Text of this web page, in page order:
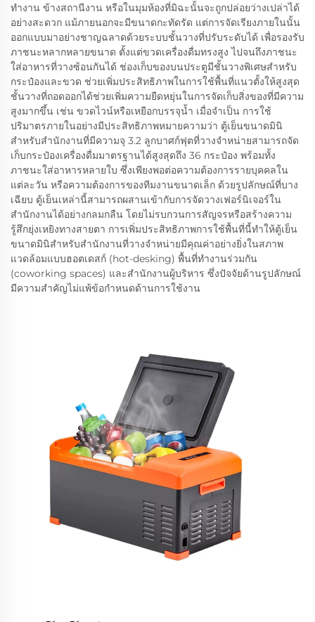
ทำงาน ข้างสถานีงาน หรือในมุมห้องที่มิฉะนั้นจะถูกปล่อยว่างเปล่าได้
อย่างสะดวก แม้ภายนอกจะมีขนาดกะทัดรัด แต่การจัดเรียงภายในนั้น
ออกแบบมาอย่างชาญฉลาดด้วยระบบชั้นวางที่ปรับระดับได้ เพื่อรองรับ
ภาชนะหลากหลายขนาด ตั้งแต่ขวดเครื่องดื่มทรงสูง ไปจนถึงภาชนะ
ใส่อาหารที่วางซ้อนกันได้ ช่องเก็บของบนประตูมีชั้นวางพิเศษสำหรับ
กระป๋องและขวด ช่วยเพิ่มประสิทธิภาพในการใช้พื้นที่แนวตั้งให้สูงสุด
ชั้นวางที่ถอดออกได้ช่วยเพิ่มความยืดหยุ่นในการจัดเก็บสิ่งของที่มีความ
สูงมากขึ้น เช่น ขวดไวน์หรือเหยือกบรรจุน้ำ เมื่อจำเป็น การใช้
ปริมาตรภายในอย่างมีประสิทธิภาพหมายความว่า ตู้เย็นขนาดมินิ
สำหรับสำนักงานที่มีความจุ 3.2 ลูกบาศก์ฟุตที่วางจำหน่ายสามารถจัด
เก็บกระป๋องเครื่องดื่มมาตรฐานได้สูงสุดถึง 36 กระป๋อง พร้อมทั้ง
ภาชนะใส่อาหารหลายใบ ซึ่งเพียงพอต่อความต้องการรายบุคคลใน
แต่ละวัน หรือความต้องการของทีมงานขนาดเล็ก ด้วยรูปลักษณ์ที่บาง
เฉียบ ตู้เย็นเหล่านี้สามารถผสานเข้ากับการจัดวางเฟอร์นิเจอร์ใน
สำนักงานได้อย่างกลมกลืน โดยไม่รบกวนการสัญจรหรือสร้างความ
รู้สึกยุ่งเหยิงทางสายตา การเพิ่มประสิทธิภาพการใช้พื้นที่นี้ทำให้ตู้เย็น
ขนาดมินิสำหรับสำนักงานที่วางจำหน่ายมีคุณค่าอย่างยิ่งในสภาพ
แวดล้อมแบบฮอตเดสก์ (hot-desking) พื้นที่ทำงานร่วมกัน
(coworking spaces) และสำนักงานผู้บริหาร ซึ่งปัจจัยด้านรูปลักษณ์
มีความสำคัญไม่แพ้ข้อกำหนดด้านการใช้งาน